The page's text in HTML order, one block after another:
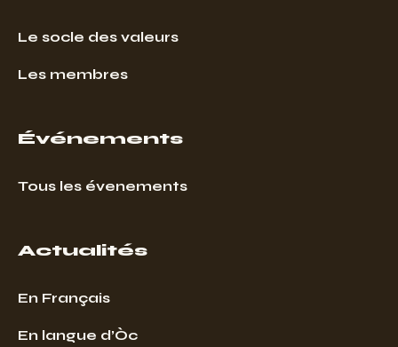
Le socle des valeurs
Les membres
Événements
Tous les évenements
Actualités
En Français
En langue d’Òc